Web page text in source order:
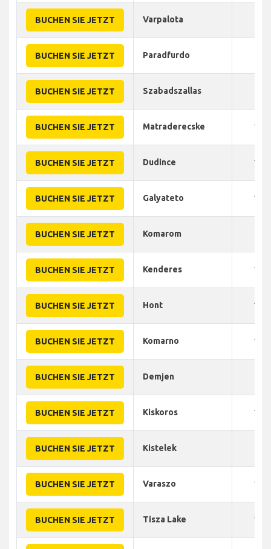
BUCHEN SIE JETZT Varpalota
BUCHEN SIE JETZT Paradfurdo
BUCHEN SIE JETZT Szabadszallas
BUCHEN SIE JETZT Matraderecske 105
BUCHEN SIE JETZT Dudince 100
BUCHEN SIE JETZT Galyateto 100
BUCHEN SIE JETZT Komarom
BUCHEN SIE JETZT Kenderes 100
BUCHEN SIE JETZT Hont 120
BUCHEN SIE JETZT Komarno 150
BUCHEN SIE JETZT Demjen
BUCHEN SIE JETZT Kiskoros 100
BUCHEN SIE JETZT Kistelek
BUCHEN SIE JETZT Varaszo 120
BUCHEN SIE JETZT Tisza Lake 105